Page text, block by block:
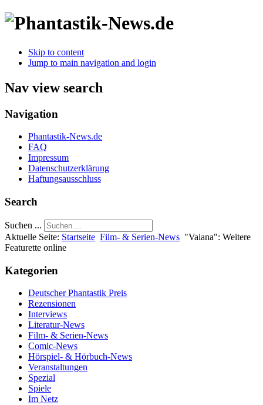
Skip to content
Jump to main navigation and login
Nav view search
Navigation
Phantastik-News.de
FAQ
Impressum
Datenschutzerklärung
Haftungsausschluss
Search
Suchen ...
Aktuelle Seite: Startseite Film- & Serien-News "Vaiana": Weitere
Featurette online
Kategorien
Deutscher Phantastik Preis
Rezensionen
Interviews
Literatur-News
Film- & Serien-News
Comic-News
Hörspiel- & Hörbuch-News
Veranstaltungen
Spezial
Spiele
Im Netz